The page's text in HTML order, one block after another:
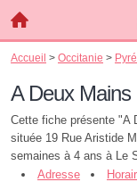
Accueil > Occitanie >
A Deux Mains
Cette fiche présente "A
située 19 Rue Aristide
semaines à 4 ans à Le
Adresse